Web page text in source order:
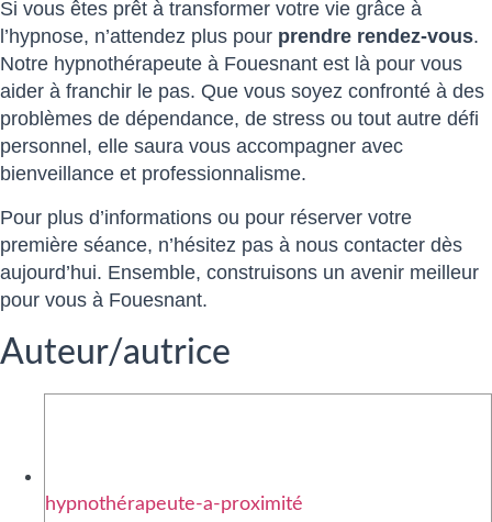
Si vous êtes prêt à transformer votre vie grâce à
l’hypnose, n’attendez plus pour prendre rendez-vous.
Notre hypnothérapeute à Fouesnant est là pour vous
aider à franchir le pas. Que vous soyez confronté à des
problèmes de dépendance, de stress ou tout autre défi
personnel, elle saura vous accompagner avec
bienveillance et professionnalisme.
Pour plus d’informations ou pour réserver votre
première séance, n’hésitez pas à nous contacter dès
aujourd’hui. Ensemble, construisons un avenir meilleur
pour vous à Fouesnant.
Auteur/autrice
hypnothérapeute-a-proximité